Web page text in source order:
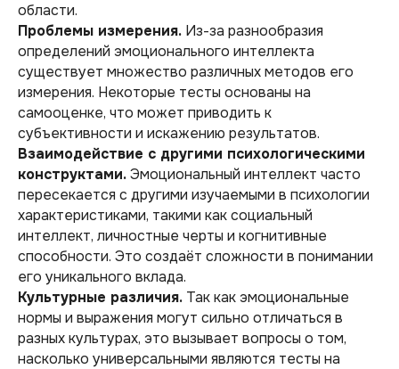
области.
Проблемы измерения. Из-за разнообразия
определений эмоционального интеллекта
существует множество различных методов его
измерения. Некоторые тесты основаны на
самооценке, что может приводить к
субъективности и искажению результатов.
Взаимодействие с другими психологическими
конструктами.Эмоциональный интеллект часто
пересекается с другими изучаемыми в психологии
характеристиками, такими как социальный
интеллект, личностные черты и когнитивные
способности. Это создаёт сложности в понимании
его уникального вклада.
Культурные различия. Так как эмоциональные
нормы и выражения могут сильно отличаться в
разных культурах, это вызывает вопросы о том,
насколько универсальными являются тесты на